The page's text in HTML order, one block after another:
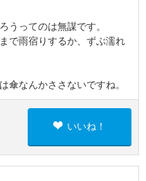
うってのは無謀です。
で雨宿りするか、ずぶ濡れ
傘なんかささないですね。
いいね！